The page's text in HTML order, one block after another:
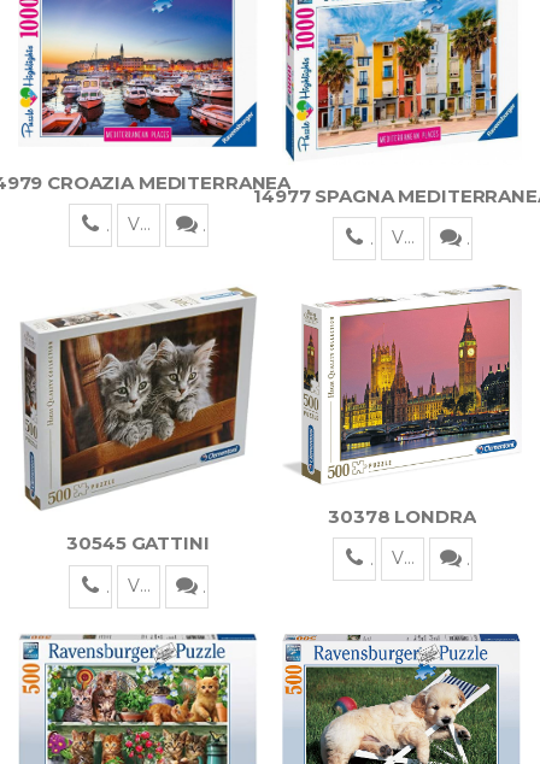
CROAZIA MEDITERRANEA
Visualizza
14977 SPAGNA
Visualizza
30545 GATTINI
Visualizza
30378 LONDRA
Visualizza